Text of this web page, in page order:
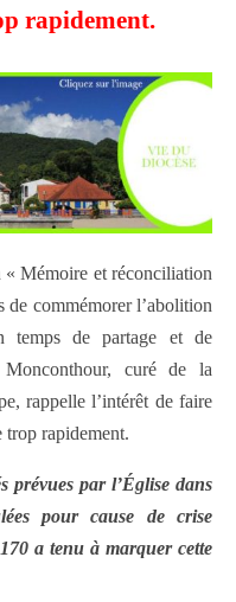
rapidement.
Mémoire et réconciliation
commémorer l’abolition
temps de partage et de
curé de la
rappelle l’intérêt de faire
trop rapidement.
prévues par l’Église dans
pour cause de crise
a tenu à marquer cette